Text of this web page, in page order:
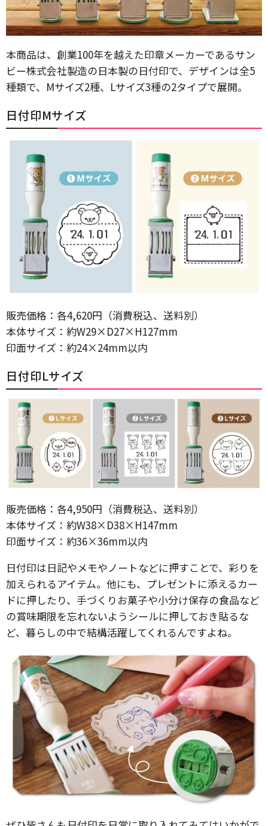
本商品は、創業100年を越えた印章メーカーであるサン
ビー株式会社製造の日本製の日付印で、デザインは全5
種類で、Mサイズ2種、Lサイズ3種の2タイプで展開。
日付印Mサイズ
販売価格：各4,620円（消費税込、送料別）
本体サイズ：約W29×D27×H127mm
印面サイズ：約24×24mm以内
日付印Lサイズ
販売価格：各4,950円（消費税込、送料別）
本体サイズ：約W38×D38×H147mm
印面サイズ：約36×36mm以内
日付印は日記やメモやノートなどに押すことで、彩りを
加えられるアイテム。他にも、プレゼントに添えるカー
ドに押したり、手づくりお菓子や小分け保存の食品など
の賞味期限を忘れないようシールに押しておき貼るな
ど、暮らしの中で結構活躍してくれるんですよね。